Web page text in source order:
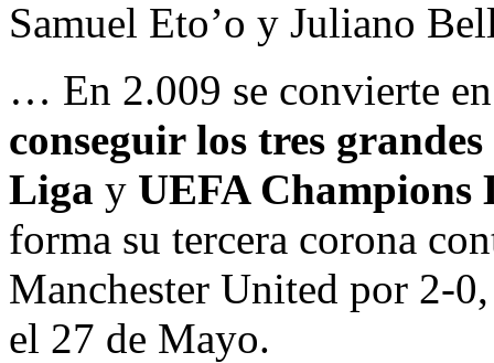
Samuel Eto’o y Juliano
… En 2.009 se convierte
conseguir los tres
Liga y UEFA Champions
forma su tercera corona
Manchester United por 2-
el 27 de Mayo.